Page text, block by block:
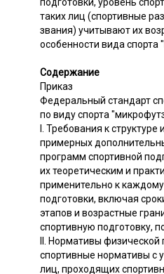
таких лиц (спортивные
звания) учитывают их
особенности вида спорта
Содержание
Приказ
Федеральный стандарт
по виду спорта
I. Требования к
примерных
программ спортивной
их теоретическим и
применительно к каждому
подготовки, включая
этапов и возрастные
спортивную подготовку,
II. Нормативы
спортивные нормативы с
лиц, проходящих